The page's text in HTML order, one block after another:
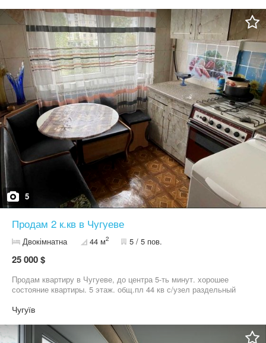
5
Продам 2 к.кв в Чугуеве
Двокімнатна 44 м2 5 / 5 пов.
25 000 $
Продам квартиру в Чугуеве, до центра 5-ть минут. хорошее
состояние квартиры. 5 этаж. общ.пл 44 кв с/узел раздельный
Чугуїв